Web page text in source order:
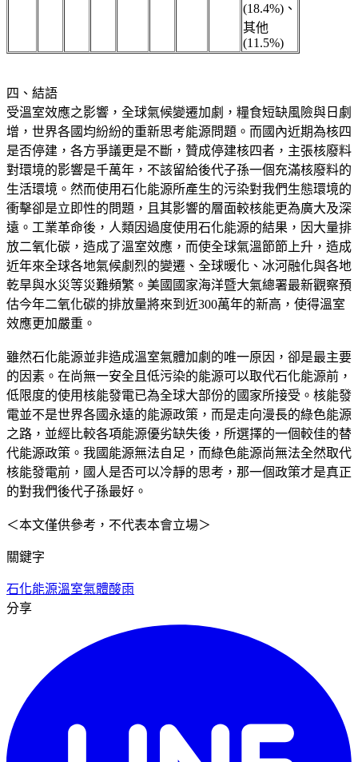
(18.4%)、
其他
(11.5%)
四、結語
受溫室效應之影響，全球氣候變遷加劇，糧食短缺風險與日劇
增，世界各國均紛紛的重新思考能源問題。而國內近期為核四
是否停建，各方爭議更是不斷，贊成停建核四者，主張核廢料
對環境的影響是千萬年，不該留給後代子孫一個充滿核廢料的
生活環境。然而使用石化能源所產生的污染對我們生態環境的
衝擊卻是立即性的問題，且其影響的層面較核能更為廣大及深
遠。工業革命後，人類因過度使用石化能源的結果，因大量排
放二氧化碳，造成了溫室效應，而使全球氣溫節節上升，造成
近年來全球各地氣候劇烈的變遷、全球暖化、冰河融化與各地
乾旱與水災等災難頻繁。美國國家海洋暨大氣總署最新觀察預
估今年二氧化碳的排放量將來到近300萬年的新高，使得溫室
效應更加嚴重。
雖然石化能源並非造成溫室氣體加劇的唯一原因，卻是最主要
的因素。在尚無一安全且低污染的能源可以取代石化能源前，
低限度的使用核能發電已為全球大部份的國家所接受。核能發
電並不是世界各國永遠的能源政策，而是走向漫長的綠色能源
之路，並經比較各項能源優劣缺失後，所選擇的一個較佳的替
代能源政策。我國能源無法自足，而綠色能源尚無法全然取代
核能發電前，國人是否可以冷靜的思考，那一個政策才是真正
的對我們後代子孫最好。
＜本文僅供參考，不代表本會立場＞
關鍵字
石化能源溫室氣體酸雨
分享